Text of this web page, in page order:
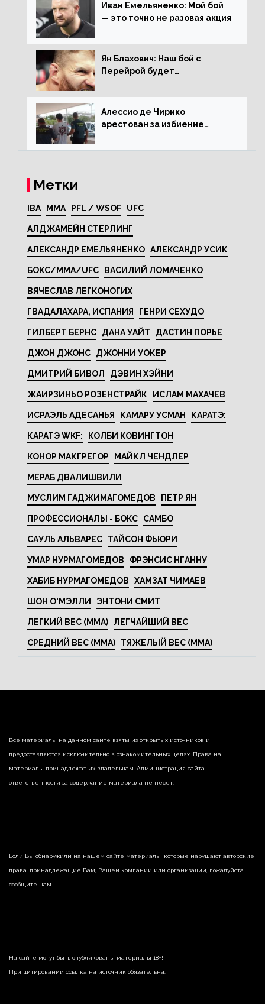
Иван Емельяненко: Мой бой
— это точно не разовая акция
Ян Блахович: Наш бой с
Перейрой будет
Алессио де Чирико
арестован за избиение
Метки
IBA MMA PFL / WSOF UFC
АЛДЖАМЕЙН СТЕРЛИНГ
АЛЕКСАНДР ЕМЕЛЬЯНЕНКО АЛЕКСАНДР УСИК
БОКС/MMA/UFC ВАСИЛИЙ ЛОМАЧЕНКО
ВЯЧЕСЛАВ ЛЕГКОНОГИХ
ГВАДАЛАХАРА, ИСПАНИЯ ГЕНРИ СЕХУДО
ГИЛБЕРТ БЕРНС ДАНА УАЙТ ДАСТИН ПОРЬЕ
ДЖОН ДЖОНС ДЖОННИ УОКЕР
ДМИТРИЙ БИВОЛ ДЭВИН ХЭЙНИ
ЖАИРЗИНЬО РОЗЕНСТРАЙК ИСЛАМ МАХАЧЕВ
ИСРАЭЛЬ АДЕСАНЬЯ КАМАРУ УСМАН КАРАТЭ:
КАРАТЭ WKF: КОЛБИ КОВИНГТОН
КОНОР МАКГРЕГОР МАЙКЛ ЧЕНДЛЕР
МЕРАБ ДВАЛИШВИЛИ
МУСЛИМ ГАДЖИМАГОМЕДОВ ПЕТР ЯН
ПРОФЕССИОНАЛЫ - БОКС САМБО
САУЛЬ АЛЬВАРЕС ТАЙСОН ФЬЮРИ
УМАР НУРМАГОМЕДОВ ФРЭНСИС НГАННУ
ХАБИБ НУРМАГОМЕДОВ ХАМЗАТ ЧИМАЕВ
ШОН О'МЭЛЛИ ЭНТОНИ СМИТ
ЛЕГКИЙ ВЕС (MMA) ЛЕГЧАЙШИЙ ВЕС
СРЕДНИЙ ВЕС (MMA) ТЯЖЕЛЫЙ ВЕС (MMA)
Все материалы на данном сайте взяты из открытых источников и
предоставляются исключительно в ознакомительных целях. Права на
материалы принадлежат их владельцам. Администрация сайта
ответственности за содержание материала не несет.
Если Вы обнаружили на нашем сайте материалы, которые нарушают авторские
права, принадлежащие Вам, Вашей компании или организации, пожалуйста,
сообщите нам.
На сайте могут быть опубликованы материалы 18+!
При цитировании ссылка на источник обязательна.